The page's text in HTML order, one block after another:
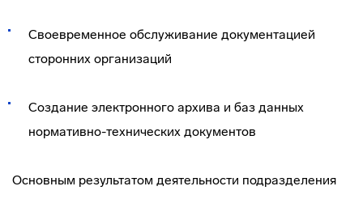
Своевременное обслуживание документацией
сторонних организаций
Создание электронного архива и баз данных
нормативно-технических документов
Основным результатом деятельности подразделения